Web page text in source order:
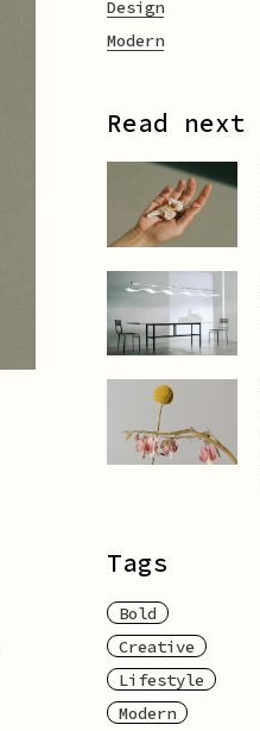
Matteo Nasini
Design
Modern
Read next
Tags
Bold
Creative
Lifestyle
Modern